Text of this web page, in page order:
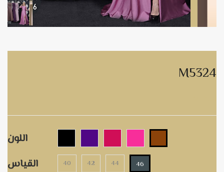
M5324
اللون
القياس
40 42 44 46